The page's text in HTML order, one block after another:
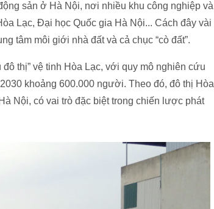
sản ở Hà Nội, nơi nhiều khu công nghiệp và
Lạc, Đại học Quốc gia Hà Nội... Cách đây vài
tâm môi giới nhà đất và cả chục “cò đất”.
thị” vệ tinh Hòa Lạc, với quy mô nghiên cứu
khoảng 600.000 người. Theo đó, đô thị Hòa
Nội, có vai trò đặc biệt trong chiến lược phát